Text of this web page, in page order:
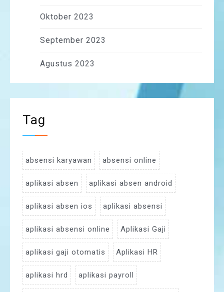
Oktober 2023
September 2023
Agustus 2023
Tag
absensi karyawan absensi online
aplikasi absen aplikasi absen android
aplikasi absen ios aplikasi absensi
aplikasi absensi online Aplikasi Gaji
aplikasi gaji otomatis Aplikasi HR
aplikasi hrd aplikasi payroll